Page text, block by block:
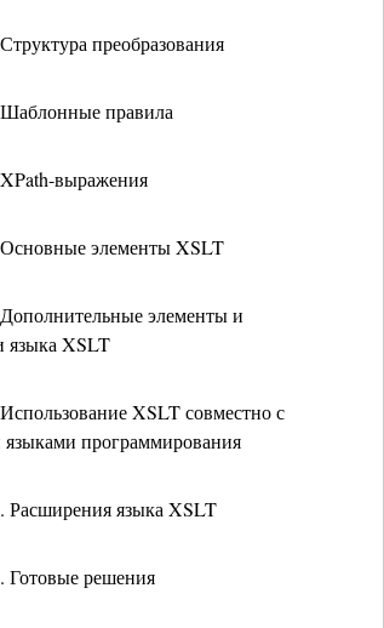
преобразования
правила
выражения
Основные элементы XSLT
элементы и
языка XSLT
XSLT совместно с
языками программирования
Расширения языка XSLT
Готовые решения